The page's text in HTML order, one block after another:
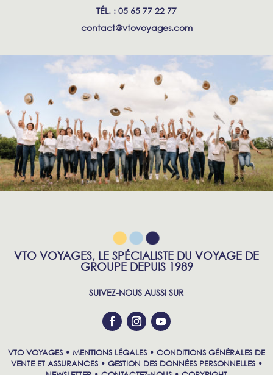
TÉL. : 05 65 77 22 77
contact@vtovoyages.com
VTO VOYAGES, LE SPÉCIALISTE DU VOYAGE DE
GROUPE DEPUIS 1989
SUIVEZ-NOUS AUSSI SUR
VTO VOYAGES • MENTIONS LÉGALES• CONDITIONS GÉNÉRALES DE
VENTE ET ASSURANCES• GESTION DES DONNÉES PERSONNELLES•